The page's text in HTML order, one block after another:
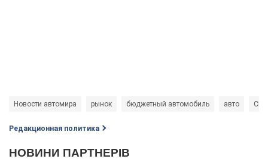
Новости автомира рынок бюджетный автомобиль авто
Редакционная политика